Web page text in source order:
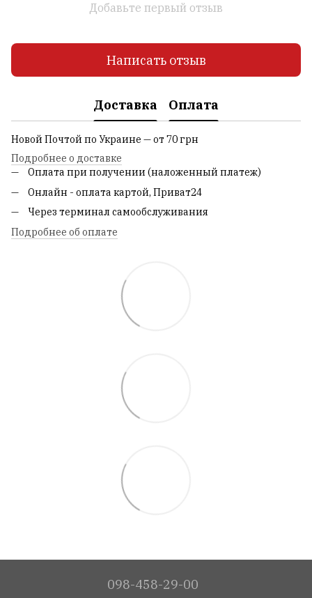
Добавьте первый отзыв
Написать отзыв
Доставка Оплата
Новой Почтой по Украине — от 70 грн
Подробнее о доставке
Оплата при получении (наложенный платеж)
Онлайн - оплата картой, Приват24
Через терминал самообслуживания
Подробнее об оплате
098-458-29-00